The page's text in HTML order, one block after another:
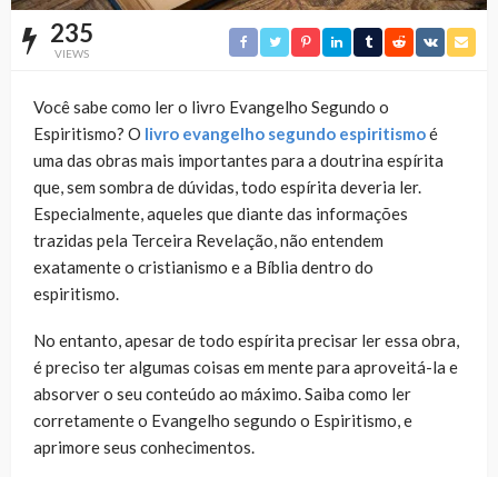
235
VIEWS
Você sabe como ler o livro Evangelho Segundo o
Espiritismo? O livro evangelho segundo espiritismoé
uma das obras mais importantes para a doutrina espírita
que, sem sombra de dúvidas, todo espírita deveria ler.
Especialmente, aqueles que diante das informações
trazidas pela Terceira Revelação, não entendem
exatamente o cristianismo e a Bíblia dentro do
espiritismo.
No entanto, apesar de todo espírita precisar ler essa obra,
é preciso ter algumas coisas em mente para aproveitá-la e
absorver o seu conteúdo ao máximo. Saiba como ler
corretamente o Evangelho segundo o Espiritismo, e
aprimore seus conhecimentos.